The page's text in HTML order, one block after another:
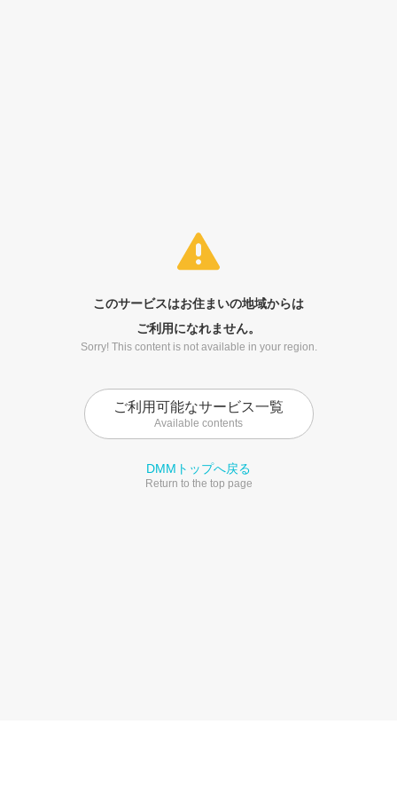
このサービスはお住まいの地域からは
ご利用になれません。
Sorry! This content is not available in your region.
ご利用可能なサービス一覧
Available contents
DMMトップへ戻る
Return to the top page